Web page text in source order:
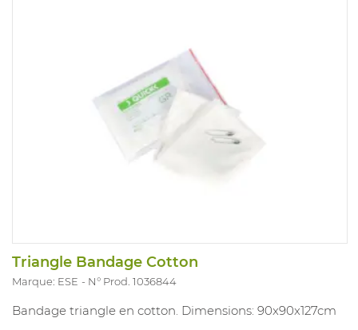
Triangle Bandage Cotton
Marque: ESE N° Prod. 1036844
Bandage triangle en cotton. Dimensions: 90x90x127cm